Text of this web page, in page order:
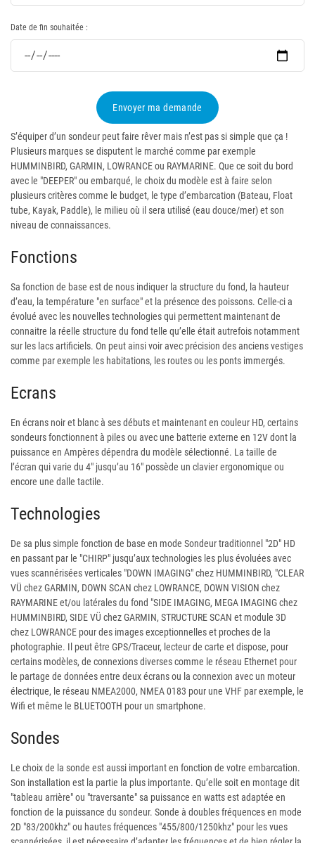
Date de fin souhaitée :
Envoyer ma demande
S’équiper d’un sondeur peut faire rêver mais n’est pas si simple que ça !
Plusieurs marques se disputent le marché comme par exemple
HUMMINBIRD, GARMIN, LOWRANCE ou RAYMARINE. Que ce soit du bord
avec le "DEEPER" ou embarqué, le choix du modèle est à faire selon
plusieurs critères comme le budget, le type d’embarcation (Bateau, Float
tube, Kayak, Paddle), le milieu où il sera utilisé (eau douce/mer) et son
niveau de connaissances.
Fonctions
Sa fonction de base est de nous indiquer la structure du fond, la hauteur
d’eau, la température "en surface" et la présence des poissons. Celle-ci a
évolué avec les nouvelles technologies qui permettent maintenant de
connaitre la réelle structure du fond telle qu’elle était autrefois notamment
sur les lacs artificiels. On peut ainsi voir avec précision des anciens vestiges
comme par exemple les habitations, les routes ou les ponts immergés.
Ecrans
En écrans noir et blanc à ses débuts et maintenant en couleur HD, certains
sondeurs fonctionnent à piles ou avec une batterie externe en 12V dont la
puissance en Ampères dépendra du modèle sélectionné. La taille de
l’écran qui varie du 4" jusqu’au 16" possède un clavier ergonomique ou
encore une dalle tactile.
Technologies
De sa plus simple fonction de base en mode Sondeur traditionnel "2D" HD
en passant par le "CHIRP" jusqu’aux technologies les plus évoluées avec
vues scannérisées verticales "DOWN IMAGING" chez HUMMINBIRD, "CLEAR
VÜ chez GARMIN, DOWN SCAN chez LOWRANCE, DOWN VISION chez
RAYMARINE et/ou latérales du fond "SIDE IMAGING, MEGA IMAGING chez
HUMMINBIRD, SIDE VÜ chez GARMIN, STRUCTURE SCAN et module 3D
chez LOWRANCE pour des images exceptionnelles et proches de la
photographie. Il peut être GPS/Traceur, lecteur de carte et dispose, pour
certains modèles, de connexions diverses comme le réseau Ethernet pour
le partage de données entre deux écrans ou la connexion avec un moteur
électrique, le réseau NMEA2000, NMEA 0183 pour une VHF par exemple, le
Wifi et même le BLUETOOTH pour un smartphone.
Sondes
Le choix de la sonde est aussi important en fonction de votre embarcation.
Son installation est la partie la plus importante. Qu’elle soit en montage dit
"tableau arrière" ou "traversante" sa puissance en watts est adaptée en
fonction de la puissance du sondeur. Sonde à doubles fréquences en mode
2D "83/200khz" ou hautes fréquences "455/800/1250khz" pour les vues